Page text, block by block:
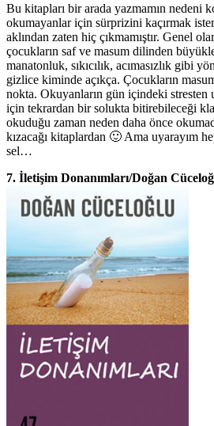
Bu kitapları bir arada yazmamın nedeni
okumayanlar için sürprizini kaçırmak
aklından zaten hiç çıkmamıştır. Genel
çocukların saf ve masum dilinden
manatonluk, sıkıcılık, acımasızlık gibi
gizlice kiminde açıkça. Çocukların
nokta. Okuyanların gün içindeki stresten
için tekrardan bir solukta bitirebileceği
okuduğu zaman neden daha önce
kızacağı kitaplardan 🙂 Ama uyarayım
sel…
7. İletişim Donanımları/Doğan